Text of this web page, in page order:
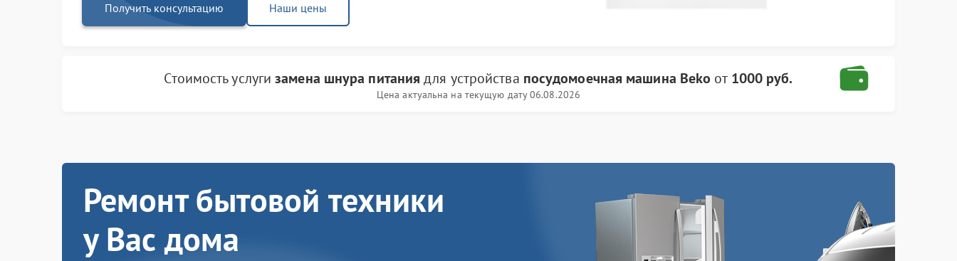
Получить консультацию Наши цены
Стоимость услугизамена шнура питания для устройства посудомоечная машина Beko от 1000 руб.
Цена актуальна на текущую дату 06.08.2026
Ремонт бытовой техники
у Вас дома